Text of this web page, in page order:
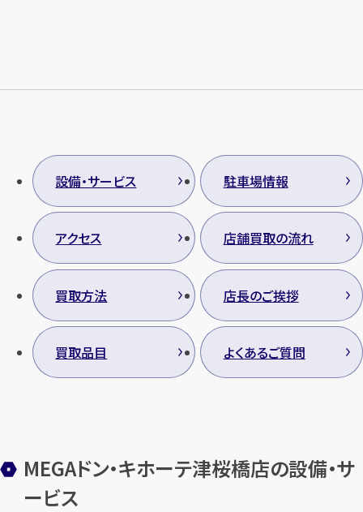
設備・サービス 駐車場情報
アクセス 店舗買取の流れ
買取方法 店長のご挨拶
買取品目 よくあるご質問
MEGAドン・キホーテ津桜橋店の設備・サ
ービス